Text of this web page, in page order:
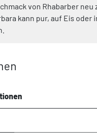
von Rhabarber neu
kann pur, auf Eis oder